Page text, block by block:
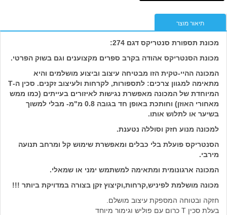
תיאור מוצר
מכונת תספורת סנטריקס דגם 274:
מכונת הסנטריקס אהודה בקרב ספרים מקצוענים וגם בשוק הפרטי.
המכונה ההיי-טקית הזו מבטיחה עיצוב וביצוע מושלמים והיא
מתאימה למגוון צרכים: לתספורות, לקרחות ולעיצוב זקנים. סכין ה-T
המיוחדת של המכונה מאפשרת נגישות לאיזורים בעייתים (כמו ממש
מאחורי האוזן) וחותכת באופן חד בגובה 0.8 מ"מ- מבלי למשוך
בשיער או לתלוש אותו.
למכונה מנוע חזק וסוללה נטענת.
הסנטריקס פועלת בלי כבלים ומאפשרת שימוש קל ומרחב תנועה
מירבי.
המכונה ארגונומית ומתאימה למשתמש ימני או שמאלי.
מכונה מושלמת לפיניש,קרחות,וקיצוץ זקן בצורה במדויקת ביותר !!!
חזקה ובטוחה המספקת עיצוב מושלם.
בעלת סכין T כרום עם פוליש וגימור מיוחד